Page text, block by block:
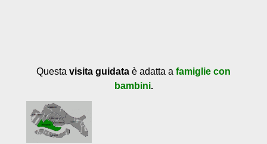
Questa visita guidata è adatta a famiglie con
bambini.